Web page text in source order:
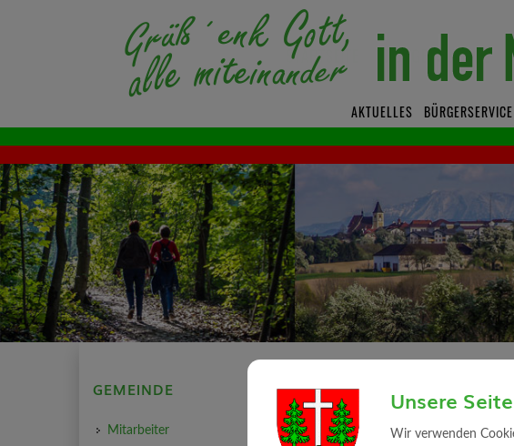
AKTUELLES BÜRGERSERVICE
Verwalter
Person
GEMEINDE
Mitarbeiter
Unsere
Wir verwenden